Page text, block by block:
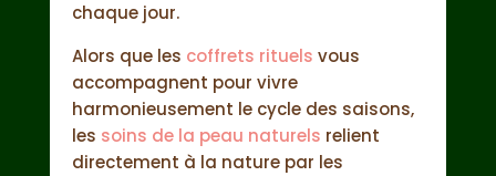
chaque jour.
Alors que les coffrets rituels vous
accompagnent pour vivre
harmonieusement le cycle des saisons,
les soins de la peau naturels relient
directement à la nature par les